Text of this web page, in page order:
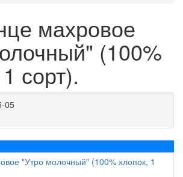
махровое
(100%
сорт).
05